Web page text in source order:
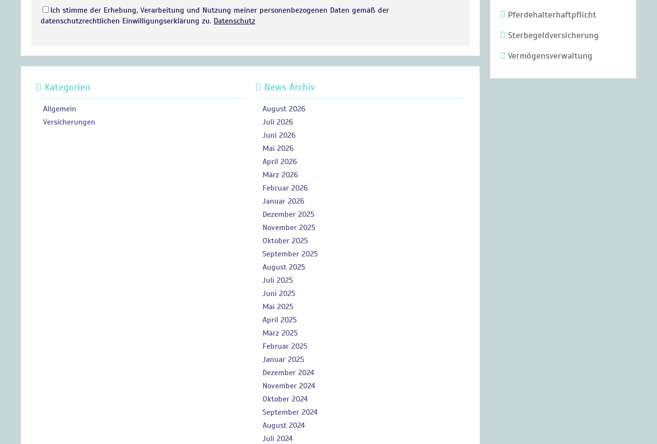
Pferdehalterhaftpflicht
Sterbegeldversicherung
Vermögensverwaltung
Ich stimme der Erhebung, Verarbeitung und Nutzung meiner personenbezogenen Daten gemäß der
datenschutzrechtlichen Einwilligungserklärung zu. Datenschutz
Kategorien
Allgemein
Versicherungen
News Archiv
August 2026
Juli 2026
Juni 2026
Mai 2026
April 2026
März 2026
Februar 2026
Januar 2026
Dezember 2025
November 2025
Oktober 2025
September 2025
August 2025
Juli 2025
Juni 2025
Mai 2025
April 2025
März 2025
Februar 2025
Januar 2025
Dezember 2024
November 2024
Oktober 2024
September 2024
August 2024
Juli 2024